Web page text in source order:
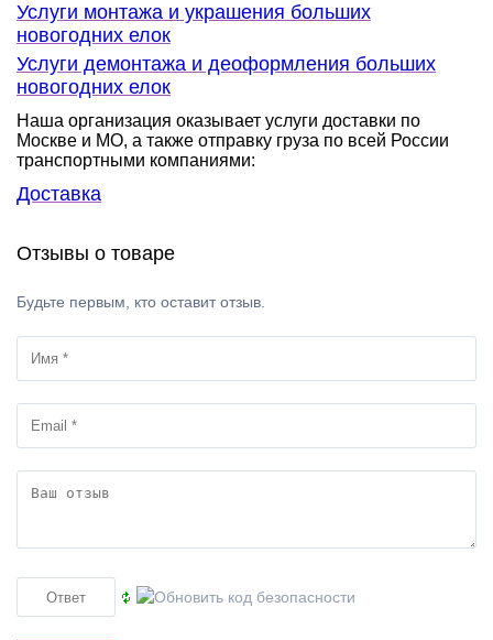
Услуги монтажа и украшения больших
новогодних елок
Услуги демонтажа и деоформления больших
новогодних елок
Наша организация оказывает услуги доставки по
Москве и МО, а также отправку груза по всей России
транспортными компаниями:
Доставка
Отзывы о товаре
Будьте первым, кто оставит отзыв.